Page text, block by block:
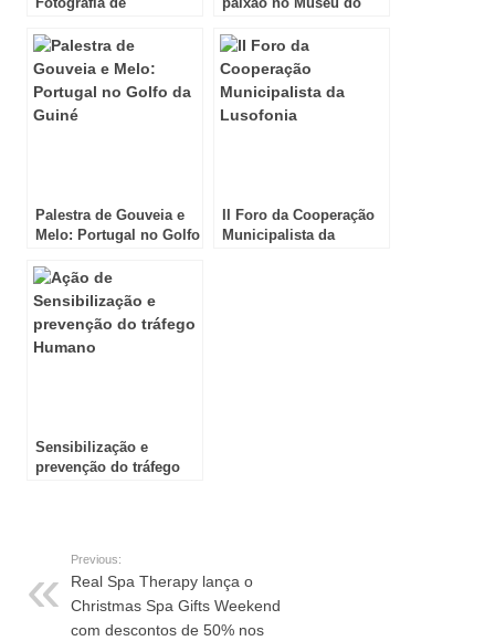
Palestra de Gouveia e
Melo: Portugal no Golfo
II Foro da Cooperação
Municipalista da
Sensibilização e
prevenção do tráfego
Previous:
Real Spa Therapy lança o
Christmas Spa Gifts Weekend
com descontos de 50% nos